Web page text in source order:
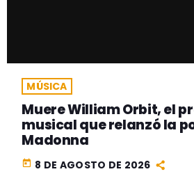
MÚSICA
Muere William Orbit, el
musical que relanzó la
Madonna
today 8 DE AGOSTO DE 2026